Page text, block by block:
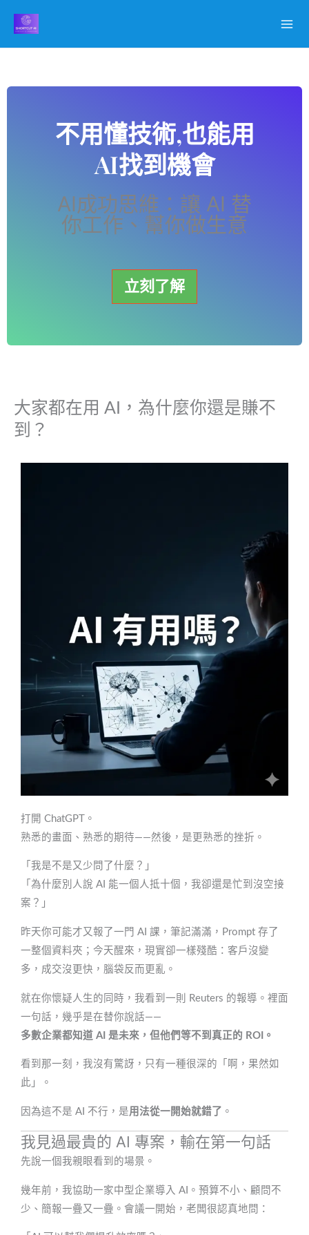
主
不用懂技術,也能用
AI找到機會
AI成功思維：讓 AI 替
你工作、幫你做生意
立刻了解
大家都在用 AI，為什麼你還是賺不
到？
打開 ChatGPT。
熟悉的畫面、熟悉的期待——然後，是更熟悉的挫折。
「我是不是又少問了什麼？」
「為什麼別人說 AI 能一個人抵十個，我卻還是忙到沒空接
案？」
昨天你可能才又報了一門 AI 課，筆記滿滿，Prompt 存了
一整個資料夾；今天醒來，現實卻一樣殘酷：客戶沒變
多，成交沒更快，腦袋反而更亂。
就在你懷疑人生的同時，我看到一則 Reuters 的報導。裡面
一句話，幾乎是在替你說話——
多數企業都知道 AI 是未來，但他們等不到真正的 ROI。
看到那一刻，我沒有驚訝，只有一種很深的「啊，果然如
此」。
因為這不是 AI 不行，是用法從一開始就錯了 。
我見過最貴的 AI 專案，輸在第一句話
先說一個我親眼看到的場景。
幾年前，我協助一家中型企業導入 AI。預算不小、顧問不
少、簡報一疊又一疊。會議一開始，老闆很認真地問：